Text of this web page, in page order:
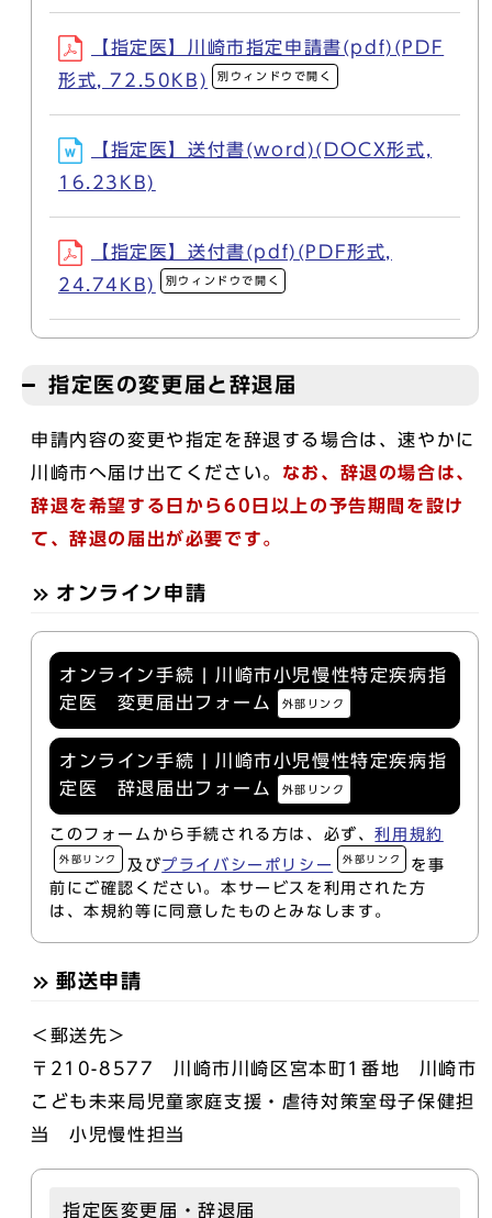
【指定医】川崎市指定申請書(pdf)(PDF
形式, 72.50KB)
別ウィンドウで開く
【指定医】送付書(word)(DOCX形式,
16.23KB)
【指定医】送付書(pdf)(PDF形式,
24.74KB)
別ウィンドウで開く
指定医の変更届と辞退届
申請内容の変更や指定を辞退する場合は、速やかに
川崎市へ届け出てください。 なお、辞退の場合は、
辞退を希望する日から60日以上の予告期間を設け
て、辞退の届出が必要です。
オンライン申請
オンライン手続 | 川崎市小児慢性特定疾病指
定医 変更届出フォーム
外部リンク
オンライン手続 | 川崎市小児慢性特定疾病指
定医 辞退届出フォーム
外部リンク
このフォームから手続される方は、必ず、利用規約
外部リンク 及びプライバシーポリシー 外部リンク
を事
前にご確認ください。本サービスを利用された方
は、本規約等に同意したものとみなします。
郵送申請
＜郵送先＞
〒210-8577 川崎市川崎区宮本町1番地 川崎市
こども未来局児童家庭支援・虐待対策室母子保健担
当 小児慢性担当
指定医変更届・辞退届